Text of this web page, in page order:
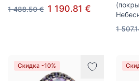
1 488.50 € 1 190.81 €
1
Скидка -10%